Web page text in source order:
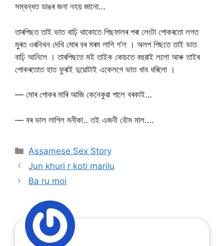
সম্বন্ধত ডাঙৰ জনা নহয় জানো…
তাৰপিছত তাই ভাত বাঢ়ি থাকোতে পিছফালৰ পৰা লেংটা পোকৰতো লগত
মুৰত ওৰনিখন দেখি মোৰ বৰ মৰম লাগি গ’ল । অলপ পিছতে তাই ভাত
বাঢ়ি আনিলে । তাৰপিছতে মই তাইক কোচতে বহুৱাই ললো আৰু তাইৰ
পোকৰতোত হাত ফুৰাই দুয়োটাই একেলগে ভাত খাব ধৰিলো ।
— মোৰ পোকৰ মাৰি আজি কেনেকুৱা পালে বৰকাই…
— বৰ ভাল লাগিল মনীকা.. তই এজনী বৌম মাল….
Categories
Assamese Sex Story
Jun khuri r koti marilu
Ba ru moi